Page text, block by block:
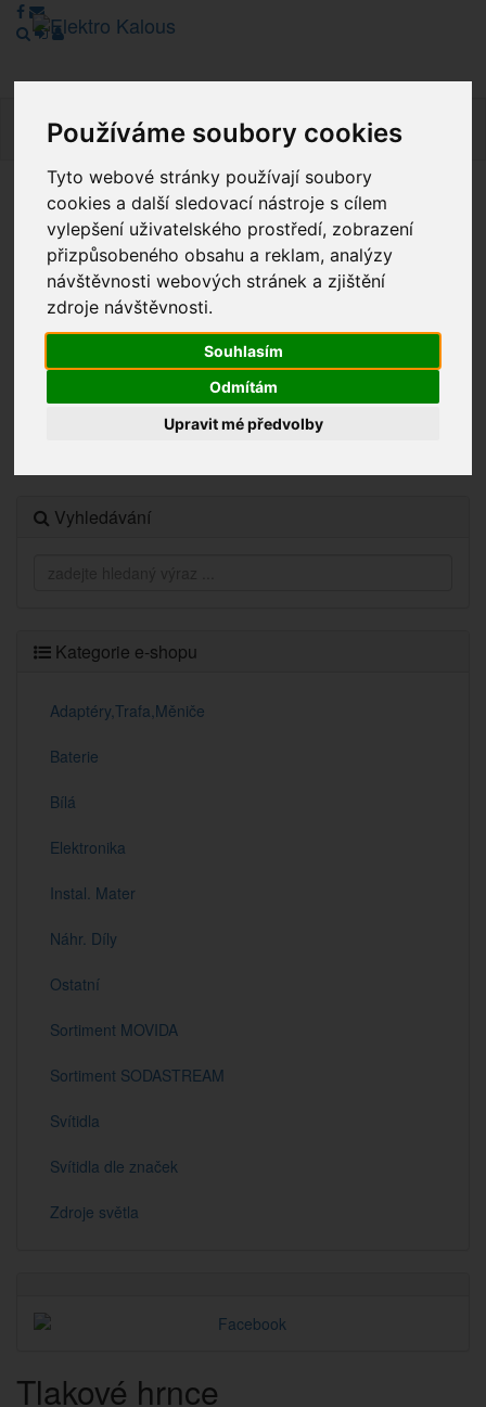
Používáme soubory cookies
Tyto webové stránky používají soubory
cookies a další sledovací nástroje s cílem
vylepšení uživatelského prostředí, zobrazení
přizpůsobeného obsahu a reklam, analýzy
návštěvnosti webových stránek a zjištění
zdroje návštěvnosti.
Souhlasím
Odmítám
Upravit mé předvolby
Vážení zákazníci, v tuto chvíli je Náš internetový obchod v
režimu Katalogu. Objednávky on-line nyní nelze vyřídit.
Děkujeme za pochopení.
Vyhledávání
Kategorie e-shopu
Adaptéry,Trafa,Měniče
Baterie
Bílá
Elektronika
Instal. Mater
Náhr. Díly
Ostatní
Sortiment MOVIDA
Sortiment SODASTREAM
Svítidla
Svítidla dle značek
Zdroje světla
Tlakové hrnce